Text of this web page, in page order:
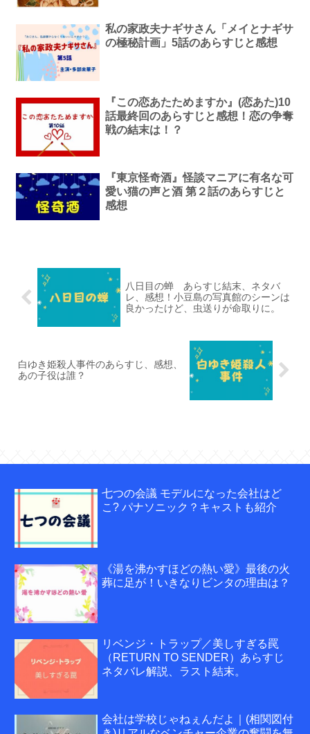
私の家政夫ナギサさん「メイとナギサ
の極秘計画」5話のあらすじと感想
『この恋あたためますか』(恋あた)10
話最終回のあらすじと感想！恋の争奪
戦の結末は！？
『東京怪奇酒』怪談マニアに有名な可
愛い猫の声と酒 第２話のあらすじと
感想
八日目の蝉 あらすじ結末、ネタバ
レ、感想！小豆島の写真館のシーンは
良かったけど、虫送りが命取りに。
白ゆき姫殺人事件のあらすじ、感想、
あの子役は誰？
七つの会議 モデルになった会社はど
こ? パナソニック？キャストも紹介
《湯を沸かすほどの熱い愛》最後の火
葬に足が！いきなりビンタの理由は？
リベンジ・トラップ／美しすぎる罠
（RETURN TO SENDER）あらすじ
ネタバレ解説、ラスト結末。
会社は学校じゃねぇんだよ｜(相関図付